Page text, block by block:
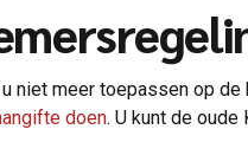
niet meer toepassen op
doen. U kunt de